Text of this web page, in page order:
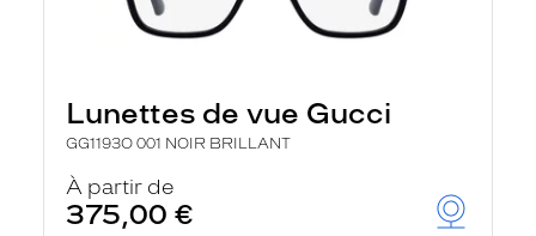
Lunettes de vue Gucci
GG1193O 001 NOIR BRILLANT
À partir de
375,00 €